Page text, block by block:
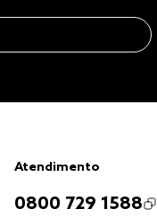
Atendimento
0800 729 1588